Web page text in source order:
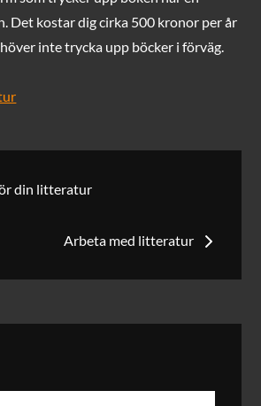
Det kostar dig cirka 500 kronor per år
inte trycka upp böcker i förväg.
din litteratur
Arbeta med litteratur